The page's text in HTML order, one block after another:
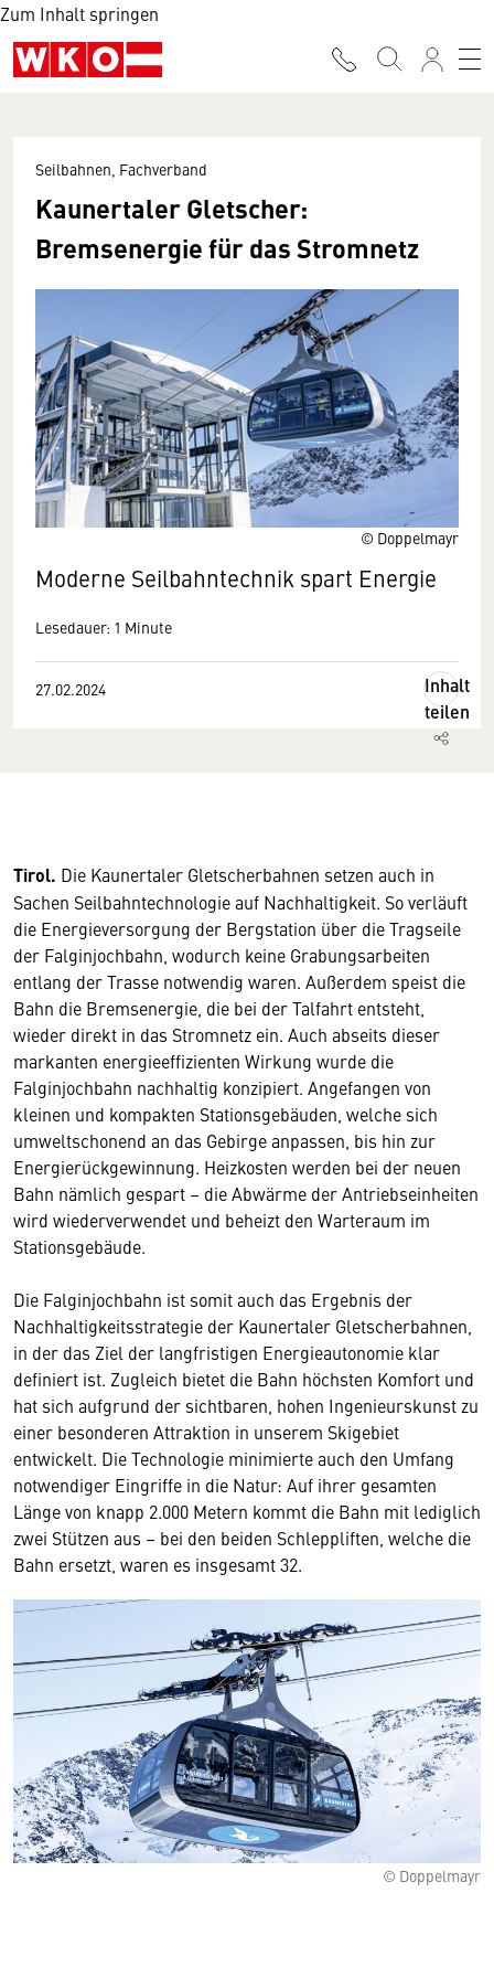
Zum Inhalt springen
© Doppelmayr
Seilbahnen, Fachverband
Kaunertaler Gletscher:
Bremsenergie für das Stromnetz
Moderne Seilbahntechnik spart Energie
Lesedauer: 1 Minute
27.02.2024
Inhalt
teilen
Tirol. Die Kaunertaler Gletscherbahnen setzen auch in
Sachen Seilbahntechnologie auf Nachhaltigkeit. So verläuft
die Energieversorgung der Bergstation über die Tragseile
der Falginjochbahn, wodurch keine Grabungsarbeiten
entlang der Trasse notwendig waren. Außerdem speist die
Bahn die Bremsenergie, die bei der Talfahrt entsteht,
wieder direkt in das Stromnetz ein. Auch abseits dieser
markanten energieeffizienten Wirkung wurde die
Falginjochbahn nachhaltig konzipiert. Angefangen von
kleinen und kompakten Stationsgebäuden, welche sich
umweltschonend an das Gebirge anpassen, bis hin zur
Energierückgewinnung. Heizkosten werden bei der neuen
Bahn nämlich gespart – die Abwärme der Antriebseinheiten
wird wiederverwendet und beheizt den Warteraum im
Stationsgebäude.
Die Falginjochbahn ist somit auch das Ergebnis der
Nachhaltigkeitsstrategie der Kaunertaler Gletscherbahnen,
in der das Ziel der langfristigen Energieautonomie klar
definiert ist. Zugleich bietet die Bahn höchsten Komfort und
hat sich aufgrund der sichtbaren, hohen Ingenieurskunst zu
einer besonderen Attraktion in unserem Skigebiet
entwickelt. Die Technologie minimierte auch den Umfang
notwendiger Eingriffe in die Natur: Auf ihrer gesamten
Länge von knapp 2.000 Metern kommt die Bahn mit lediglich
zwei Stützen aus – bei den beiden Schleppliften, welche die
Bahn ersetzt, waren es insgesamt 32.
© Doppelmayr